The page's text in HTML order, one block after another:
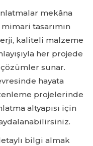
mekâna
tasarımın
kaliteli malzeme
her projede
sunar.
hayata
projelerinde
altyapısı için
bilgi almak